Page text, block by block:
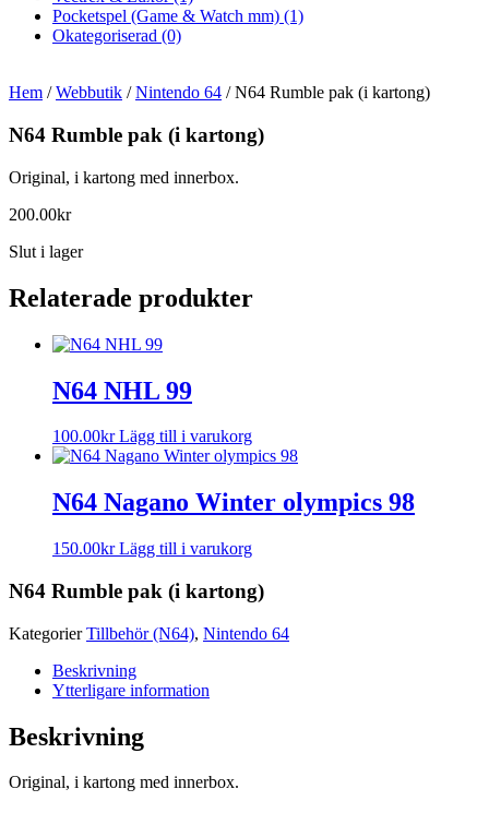
Pocketspel (Game & Watch mm) (1)
Okategoriserad (0)
Hem /Webbutik /Nintendo 64 / N64 Rumble pak (i kartong)
N64 Rumble pak (i kartong)
Original, i kartong med innerbox.
200.00kr
Slut i lager
Relaterade produkter
N64 NHL 99
100.00kr Lägg till i varukorg
N64 Nagano Winter olympics 98
150.00kr Lägg till i varukorg
N64 Rumble pak (i kartong)
Kategorier Tillbehör (N64), Nintendo 64
Beskrivning
Ytterligare information
Beskrivning
Original, i kartong med innerbox.